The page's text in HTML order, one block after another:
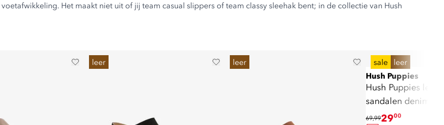
Het maakt niet uit of jij team casual slippers of team classy sleehak bent; in de collectie van Hush
leer leer sale
leer
Hush Puppies
Hush Puppies
sandalen denim
69,992900